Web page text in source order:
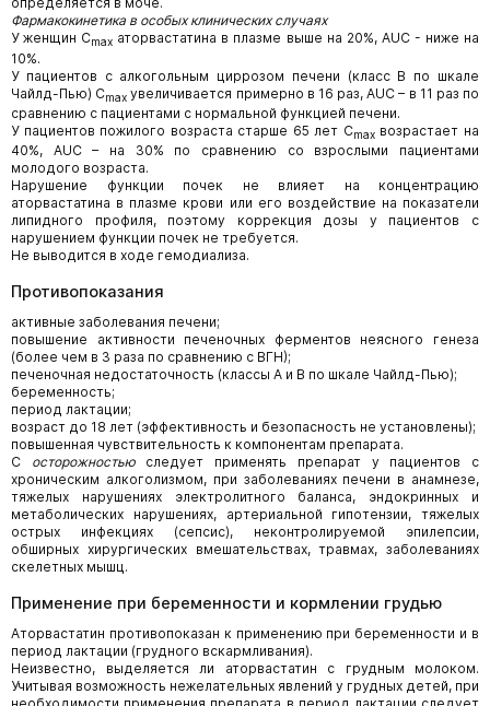
Фармакокинетика в особых клинических случаях
У женщин Cmax аторвастатина в плазме выше на 20%, AUC - ниже на
10%.
У пациентов с алкогольным циррозом печени (класс B по шкале
Чайлд-Пью) Cmax увеличивается примерно в 16 раз, AUC – в 11 раз по
сравнению с пациентами с нормальной функцией печени.
У пациентов пожилого возраста старше 65 лет Cmaxвозрастает на
40%, AUC – на 30% по сравнению со взрослыми пациентами
молодого возраста.
Нарушение функции почек не влияет на концентрацию
аторвастатина в плазме крови или его воздействие на показатели
липидного профиля, поэтому коррекция дозы у пациентов с
нарушением функции почек не требуется.
Не выводится в ходе гемодиализа.
Противопоказания
активные заболевания печени;
повышение активности печеночных ферментов неясного генеза
(более чем в 3 раза по сравнению с ВГН);
печеночная недостаточность (классы А и В по шкале Чайлд-Пью);
беременность;
период лактации;
возраст до 18 лет (эффективность и безопасность не установлены);
повышенная чувствительность к компонентам препарата.
С осторожностьюследует применять препарат у пациентов с
хроническим алкоголизмом, при заболеваниях печени в анамнезе,
тяжелых нарушениях электролитного баланса, эндокринных и
метаболических нарушениях, артериальной гипотензии, тяжелых
острых инфекциях (сепсис), неконтролируемой эпилепсии,
обширных хирургических вмешательствах, травмах, заболеваниях
скелетных мышц.
Применение при беременности и кормлении грудью
Аторвастатин противопоказан к применению при беременности и в
период лактации (грудного вскармливания).
Неизвестно, выделяется ли аторвастатин с грудным молоком.
Учитывая возможность нежелательных явлений у грудных детей, при